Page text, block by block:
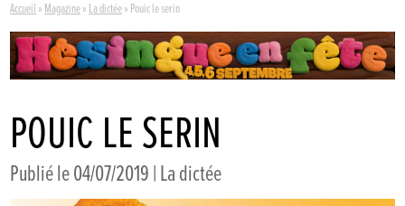
Accueil » Magazine» La dictée» Pouic le serin
POUIC LE SERIN
Publié le 04/07/2019 |La dictée